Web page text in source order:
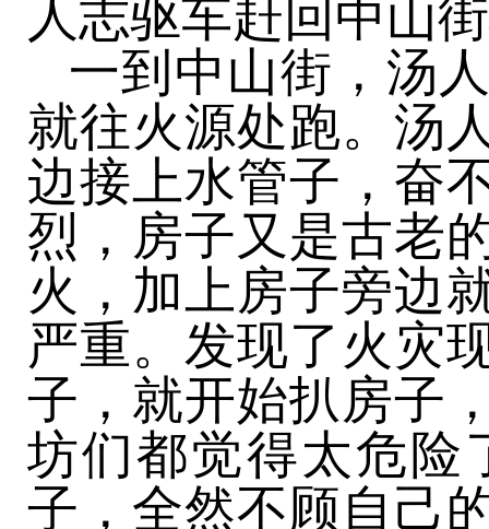
人志驱车赶回中山
一到中山街，汤
就往火源处跑。汤
边接上水管子，奋
烈，房子又是古老
火，加上房子旁边
严重。发现了火灾
子，就开始扒房子
坊们都觉得太危险
子，全然不顾自己